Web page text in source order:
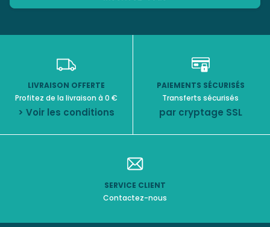
LIVRAISON OFFERTE
Profitez de la livraison à 0 €
> Voir les conditions
PAIEMENTS SÉCURISÉS
Transferts sécurisés
par cryptage SSL
SERVICE CLIENT
Contactez-nous